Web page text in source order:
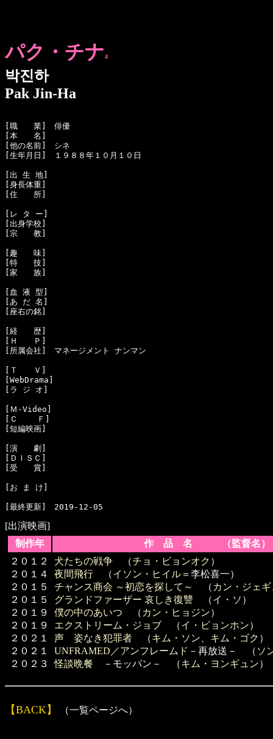
パク・チナ4
박진하
Pak Jin-Ha
[職　　業]　俳優
[本　　名]
[他の名前]　シネ
[生年月日]　１９８８年１０月１０日
[出 生 地]
[身長体重]
[住　　所]
[レ タ ー]
[出身学校]
[宗　　教]
[趣　　味]
[特　　技]
[家　　族]
[血 液 型]
[あ だ 名]
[座右の銘]
[経　　歴]
[Ｈ　　Ｐ]
[所属会社]　マネージメント ナンマン
[Ｔ　　Ｖ]
[WebDrama]
[ラ ジ オ]
[Ｍ-Video]
[Ｃ    Ｆ]
[短編映画]
[演　　劇]
[ＤＩＳＣ]
[受　　賞]
[お ま け]
[出演映画]
制作年
作 品 名 （監督名）
２０１２
２０１４
２０１５
２０１５
２０１９
２０１９
２０２１
２０２１
２０２３
犬たちの戦争 （チョ・ビョンオク ）
夜間飛行 （イソン・ヒイル ＝李松喜一）
チャンス商会 ～初恋を探して～
（ カン・ジェ
グランドファーザー 哀しき復讐 （イ・ソ ）
僕の中のあいつ （ カン・ヒョジン）
エクストリーム・ジョブ （イ・ビョンホン）
声 姿なき犯罪者 （キム・ソン キム・ゴク ）
UNFRAMED／アンフレームド －再放送－ （ ソ
怪談晩餐 －モッパン－ （キム・ヨンギュン）
【BACK】 （一覧ページへ）